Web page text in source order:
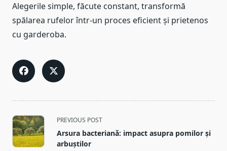
Alegerile simple, făcute constant, transformă
spălarea rufelor într-un proces eficient și prietenos
cu garderoba.
<span
class="nav-
subtitle
PREVIOUS POST
Arsura bacteriană: impact asupra pomilor și
arbuștilor